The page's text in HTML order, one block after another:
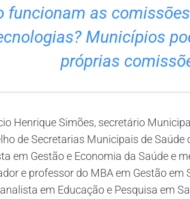
funcionam as
Municípios
próprias
Henrique Simões, secretário
de Secretarias Municipais de Saúde
em Gestão e Economia da Saúde e
e professor do MBA em Gestão em
em Educação e Pesquisa em